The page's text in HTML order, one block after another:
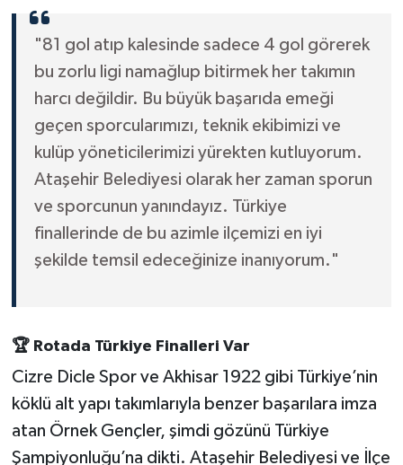
"81 gol atıp kalesinde sadece 4 gol görerek
bu zorlu ligi namağlup bitirmek her takımın
harcı değildir. Bu büyük başarıda emeği
geçen sporcularımızı, teknik ekibimizi ve
kulüp yöneticilerimizi yürekten kutluyorum.
Ataşehir Belediyesi olarak her zaman sporun
ve sporcunun yanındayız. Türkiye
finallerinde de bu azimle ilçemizi en iyi
şekilde temsil edeceğinize inanıyorum."
🏆 Rotada Türkiye Finalleri Var
Cizre Dicle Spor ve Akhisar 1922 gibi Türkiye’nin
köklü alt yapı takımlarıyla benzer başarılara imza
atan Örnek Gençler, şimdi gözünü Türkiye
Şampiyonluğu’na dikti. Ataşehir Belediyesi ve İlçe